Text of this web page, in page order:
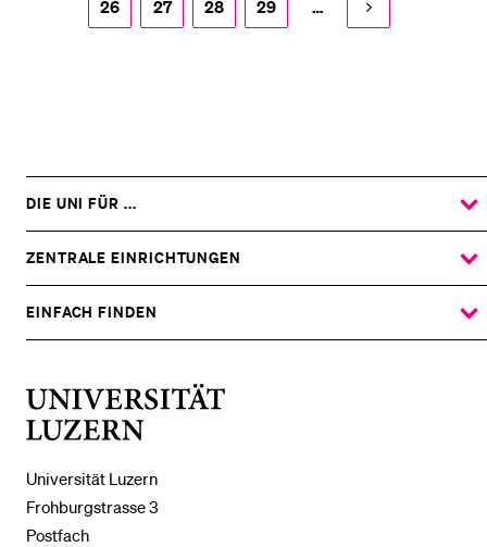
26 27 28 29 …
Universität Luzern
Frohburgstrasse 3
Postfach
DIE UNI FÜR ...
ZEIGE
DAS
UNTERMENÜ
ZENTRALE EINRICHTUNGEN
ZEIGE
DAS
UNTERMENÜ
EINFACH FINDEN
ZEIGE
DAS